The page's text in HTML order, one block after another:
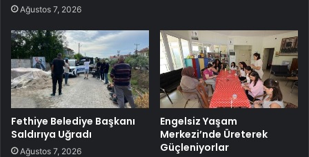
Ağustos 7, 2026
Fethiye Belediye Başkanı
Saldırıya Uğradı
Ağustos 7, 2026
Engelsiz Yaşam
Merkezi’nde Üreterek
Güçleniyorlar